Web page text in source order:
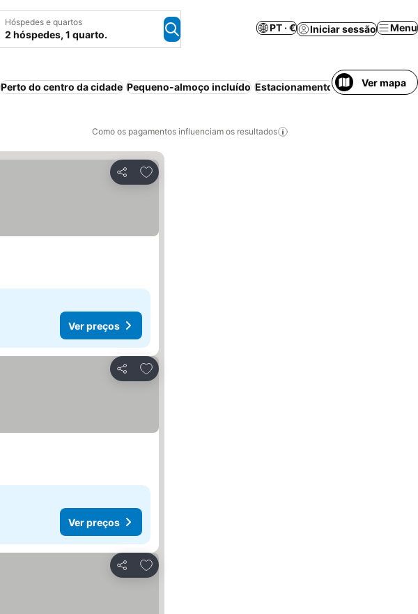
Hóspedes e quartos
2 hóspedes, 1 quarto.
PT · € Iniciar sessão Menu
Perto do centro da cidade Pequeno-almoço incluído Estacionamento Quarto para
Ver mapa
Como os pagamentos influenciam os resultados
Partilhar
Adicionar aos favoritos
Ver preços
Partilhar
Adicionar aos favoritos
Ver preços
Partilhar
Adicionar aos favoritos